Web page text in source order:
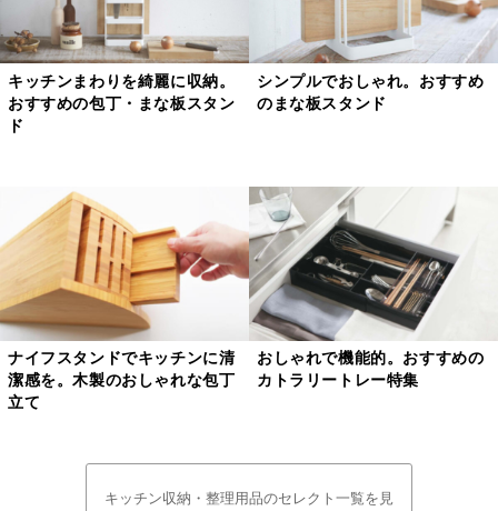
キッチンまわりを綺麗に収納。
おすすめの包丁・まな板スタン
ド
シンプルでおしゃれ。おすすめ
のまな板スタンド
ナイフスタンドでキッチンに清
潔感を。木製のおしゃれな包丁
立て
おしゃれで機能的。おすすめの
カトラリートレー特集
キッチン収納・整理用品のセレクト一覧を見